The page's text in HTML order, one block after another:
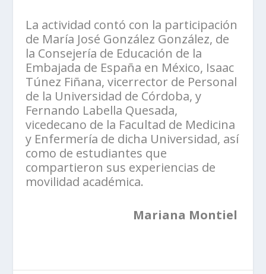
La actividad contó con la participación
de María José González González, de
la Consejería de Educación de la
Embajada de España en México, Isaac
Túnez Fiñana, vicerrector de Personal
de la Universidad de Córdoba, y
Fernando Labella Quesada,
vicedecano de la Facultad de Medicina
y Enfermería de dicha Universidad, así
como de estudiantes que
compartieron sus experiencias de
movilidad académica.
Mariana Montiel